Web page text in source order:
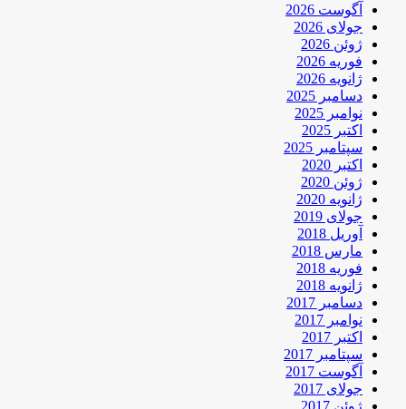
آگوست 2026
جولای 2026
ژوئن 2026
فوریه 2026
ژانویه 2026
دسامبر 2025
نوامبر 2025
اکتبر 2025
سپتامبر 2025
اکتبر 2020
ژوئن 2020
ژانویه 2020
جولای 2019
آوریل 2018
مارس 2018
فوریه 2018
ژانویه 2018
دسامبر 2017
نوامبر 2017
اکتبر 2017
سپتامبر 2017
آگوست 2017
جولای 2017
ژوئن 2017